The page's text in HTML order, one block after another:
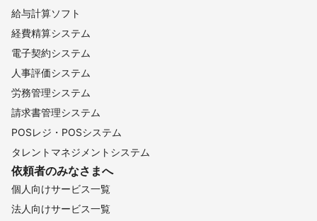
給与計算ソフト
経費精算システム
電子契約システム
人事評価システム
労務管理システム
請求書管理システム
POSレジ・POSシステム
タレントマネジメントシステム
依頼者のみなさまへ
個人向けサービス一覧
法人向けサービス一覧